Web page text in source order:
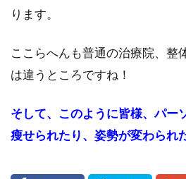
ります。
ここらへんも普通の治療院、整
は違うところですね！
そして、このように皆様、パー
瘦せられたり、姿勢が変わられ